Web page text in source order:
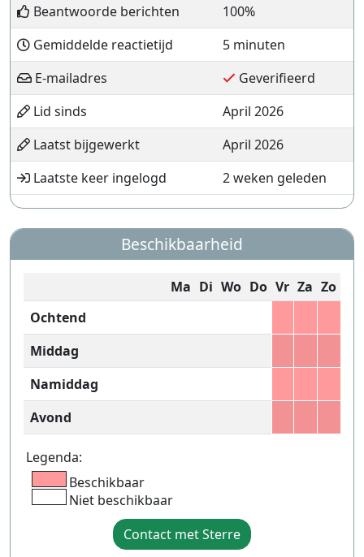
Beantwoorde berichten
100%
Gemiddelde reactietijd
5 minuten
E-mailadres
Geverifieerd
Lid sinds
April 2026
Laatst bijgewerkt
April 2026
Laatste keer ingelogd
2 weken geleden
Beschikbaarheid
Ma Di Wo Do Vr Za Zo
Ochtend
Middag
Namiddag
Avond
Legenda:
Beschikbaar
Niet beschikbaar
Contact met Sterre